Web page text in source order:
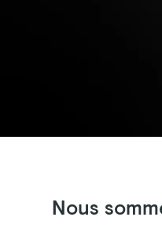
Nous